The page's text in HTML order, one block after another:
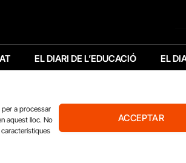
per a processar
aquest lloc. No
ACCEPTAR
EL DIARI DE L’EDUCACIÓ EL